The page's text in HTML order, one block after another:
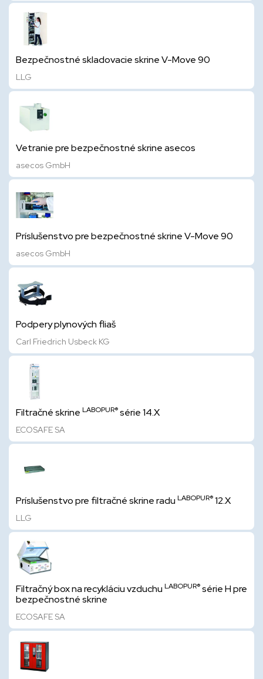
Bezpečnostné skladovacie skrine V-Move 90
LLG
Vetranie pre bezpečnostné skrine asecos
asecos GmbH
Príslušenstvo pre bezpečnostné skrine V-Move 90
asecos GmbH
Podpery plynových fliaš
Carl Friedrich Usbeck KG
Filtračné skrine LABOPUR®série 14.X
ECOSAFE SA
Príslušenstvo pre filtračné skrine radu LABOPUR®12.X
LLG
Filtračný box na recykláciu vzduchu LABOPUR®série H pre
bezpečnostné skrine
ECOSAFE SA